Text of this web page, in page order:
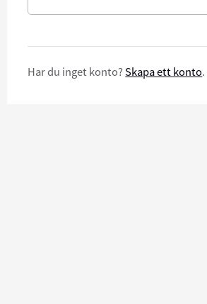
Har du inget konto? Skapa ett konto.